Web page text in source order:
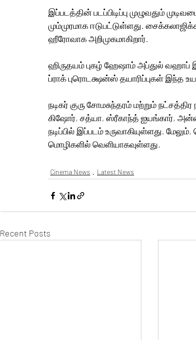
இப்படத்தின் படப்பிடிப்பு முழுவதும்
மும்முரமாக ஈடுபட்டுள்ளது. சைக்கலாஜிக்கல் ஆக்‌ஷன் த்ரில்லர் படமான இந்த படத்தின்
ஹீரோவாக அறிமுகமாகிறார்.
ஹிருதயம் புகழ் ஹேஷாம் அப்துல் வஹாப்
நடிகர் குரு சோமசுந்தரம் மற்றும்
கிஷோர், சத்யா, ஸ்ரீகாந்த் ஐயங்கார்,
நடிப்பில் இப்படம் உருவாகியுள்ளது.
மொழிகளில் வெளியாகவுள்ளது.
Cinema News Latest News
Recent Posts